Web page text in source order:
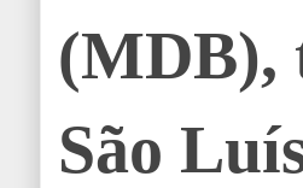
(MDB),
São